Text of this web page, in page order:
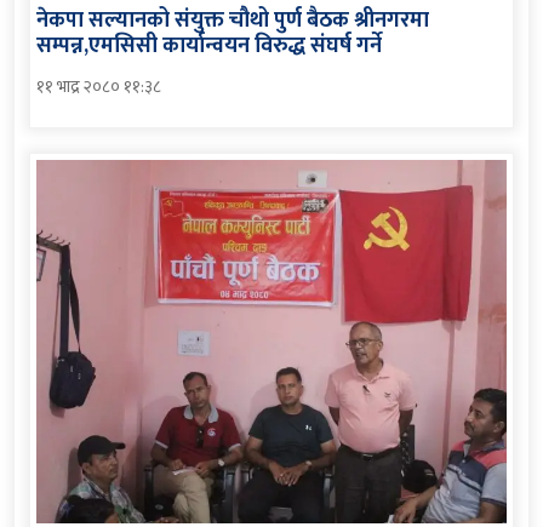
नेकपा सल्यानको संयुक्त चौथो पुर्ण बैठक श्रीनगरमा
सम्पन्न,एमसिसी कार्यान्वयन विरुद्ध संघर्ष गर्ने
११ भाद्र २०८० ११:३८